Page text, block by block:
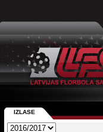
IZLASE